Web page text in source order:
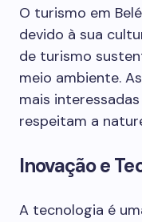
O turismo em
devido à sua
de turismo
meio ambiente.
mais
respeitam a
Inovação e
A tecnologia é